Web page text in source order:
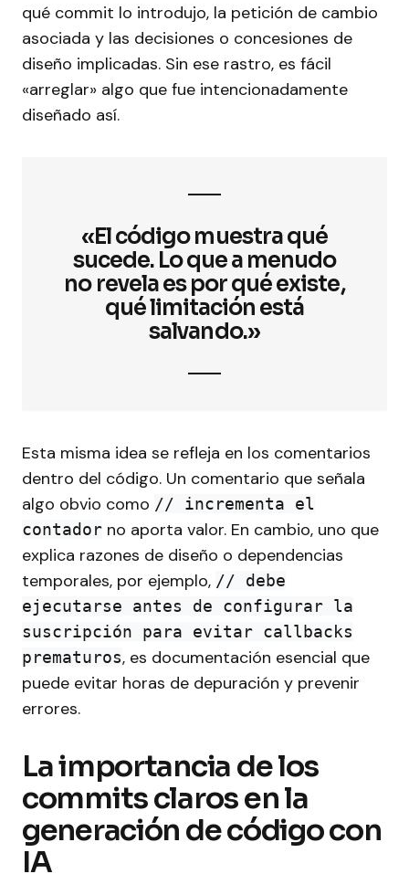
qué commit lo introdujo, la petición de cambio
asociada y las decisiones o concesiones de
diseño implicadas. Sin ese rastro, es fácil
«arreglar» algo que fue intencionadamente
diseñado así.
«El código muestra qué
sucede. Lo que a menudo
no revela es por qué existe,
qué limitación está
salvando.»
Esta misma idea se refleja en los comentarios
dentro del código. Un comentario que señala
algo obvio como // incrementa el
contador no aporta valor. En cambio, uno que
explica razones de diseño o dependencias
temporales, por ejemplo, // debe
ejecutarse antes de configurar la
suscripción para evitar callbacks
prematuros, es documentación esencial que
puede evitar horas de depuración y prevenir
errores.
La importancia de los
commits claros en la
generación de código con
IA